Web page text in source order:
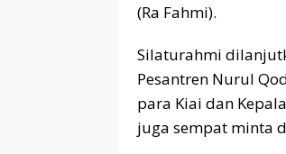
(Ra Fahmi).
Silaturahmi
Pesantren Nurul
para Kiai dan
juga sempat minta